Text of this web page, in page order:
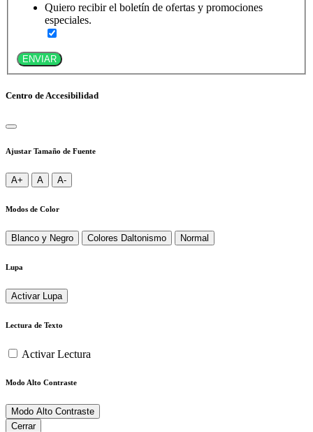
Quiero recibir el boletín de ofertas y promociones
especiales.
ENVIAR
Centro de Accesibilidad
Ajustar Tamaño de Fuente
A+ A A-
Modos de Color
Blanco y Negro Colores Daltonismo Normal
Lupa
Activar Lupa
Lectura de Texto
Activar Lectura
Modo Alto Contraste
Modo Alto Contraste
Cerrar